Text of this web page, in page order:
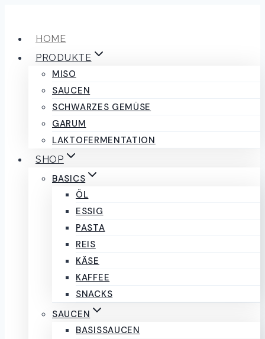
springenHOME
PRODUKTE
MISO
SAUCEN
SCHWARZES GEMÜSE
GARUM
LAKTOFERMENTATION
SHOP
BASICS
ÖL
ESSIG
PASTA
REIS
KÄSE
KAFFEE
SNACKS
SAUCEN
BASISSAUCEN